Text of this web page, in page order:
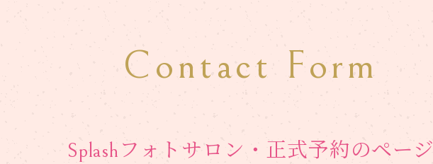
Contact Form
Splashフォトサロン・正式予約のページ